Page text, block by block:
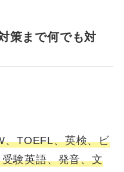
策まで何でも対
、TOEFL、英検、ビ
験英語、発音、文